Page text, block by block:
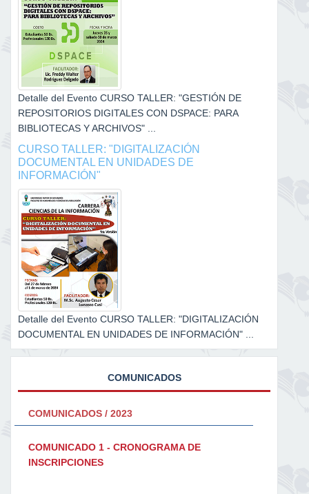
Detalle del Evento CURSO TALLER: "GESTIÓN DE
REPOSITORIOS DIGITALES CON DSPACE: PARA
BIBLIOTECAS Y ARCHIVOS" ...
CURSO TALLER: "DIGITALIZACIÓN
DOCUMENTAL EN UNIDADES DE
INFORMACIÓN"
Detalle del Evento CURSO TALLER: "DIGITALIZACIÓN
DOCUMENTAL EN UNIDADES DE INFORMACIÓN" ...
COMUNICADOS
COMUNICADOS / 2023
COMUNICADO 1 - CRONOGRAMA DE
INSCRIPCIONES